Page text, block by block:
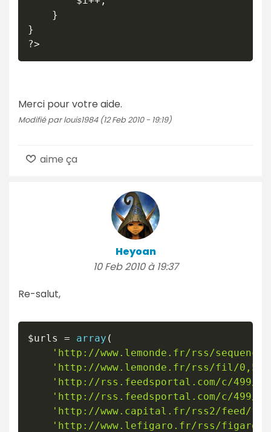
}
?>
Merci pour votre aide.
Modifié par louis1984 (12 Feb 2010 - 19:19)
aime ça
Heyoan
10 Feb 2010 à 19:37
Re-salut,
$urls = array (
'http://www.lemonde.fr/rss/
'http://www.lemonde.fr/rss/fil/0,57-
'http://rss.feedsportal.com/c/499/f/
'http://rss.feedsportal.com/c/499/f/
'http://www.capital.fr/rss2/feed/
'http://www.lefigaro.fr/rss/